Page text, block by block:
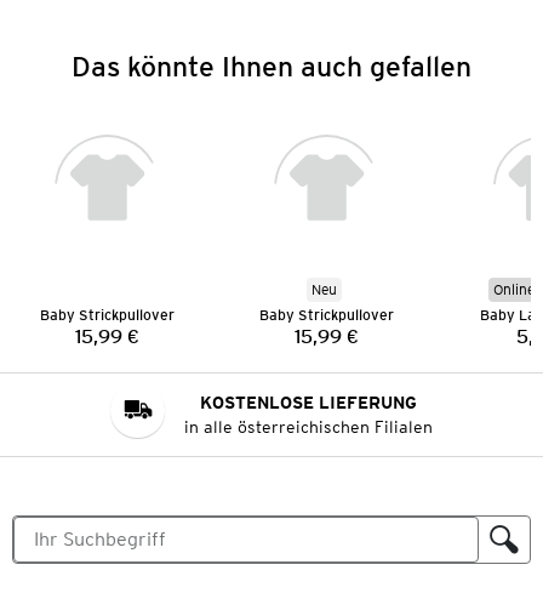
Das könnte Ihnen auch gefallen
Baby Strickpullover
Preis:
15,99 €
Neu
Baby Strickpullover
Preis:
15,99 €
Online
Baby
KOSTENLOSE LIEFERUNG
in alle österreichischen Filialen